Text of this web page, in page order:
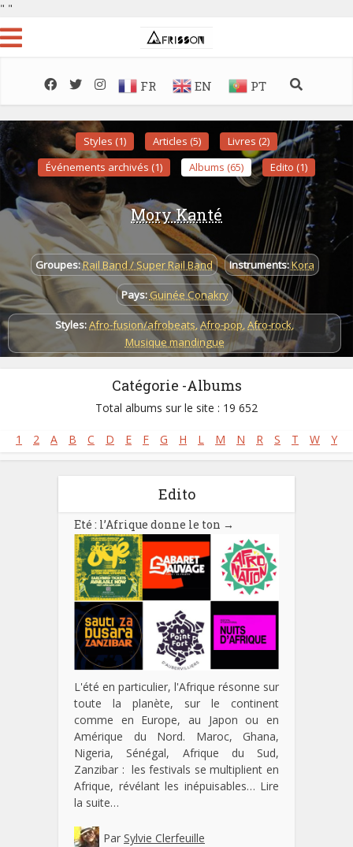
" "
FR EN PT
Styles (1) Articles (5)
Livres (2)
Événements archivés (1)
Albums (65) Edito (1)
Mory Kanté
Groupes:Rail Band / Super Rail Band Instruments:Kora
Pays:Guinée Conakry
Styles:Afro-fusion/afrobeats,Afro-pop,Afro-rock,
Musique mandingue
Décédé : 22/05/2020
Catégorie -Albums
Total albums sur le site : 19 652
1 2 A B C D E F G H L M N R S T W Y
Edito
Eté : l’Afrique donne le ton →
L'été en particulier, l'Afrique résonne sur
toute la planète, sur le continent
comme en Europe, au Japon ou en
Amérique du Nord. Maroc, Ghana,
Nigeria, Sénégal, Afrique du Sud,
Zanzibar : les festivals se multiplient en
Afrique, révélant les inépuisables… Lire
la suite…
Par Sylvie Clerfeuille